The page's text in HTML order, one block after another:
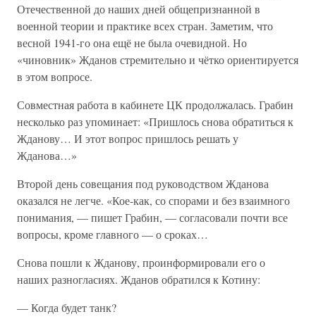
Отечественной до наших дней общепризнанной в
военной теории и практике всех стран. Заметим, что
весной 1941-го она ещё не была очевидной. Но
«чиновник» Жданов стремительно и чётко ориентируется
в этом вопросе.
Совместная работа в кабинете ЦК продолжалась. Грабин
несколько раз упоминает: «Пришлось снова обратиться к
Жданову… И этот вопрос пришлось решать у
Жданова…»
Второй день совещания под руководством Жданова
оказался не легче. «Кое-как, со спорами и без взаимного
понимания, — пишет Грабин, — согласовали почти все
вопросы, кроме главного — о сроках…
Снова пошли к Жданову, проинформировали его о
наших разногласиях. Жданов обратился к Котину:
— Когда будет танк?